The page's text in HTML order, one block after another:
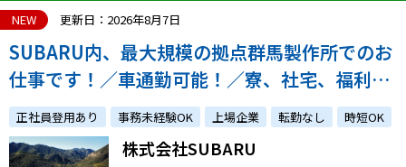
NEW 更新日：2026年8月7日
SUBARU内、最大規模の拠点群馬製作所でのお
仕事です！／車通勤可能！／寮、社宅、福利厚
生充実！
正社員登用あり 事務未経験OK 上場企業 転勤なし 時短OK
株式会社SUBARU
ご利用ガイド
法人向けページ
メニューを閉じる